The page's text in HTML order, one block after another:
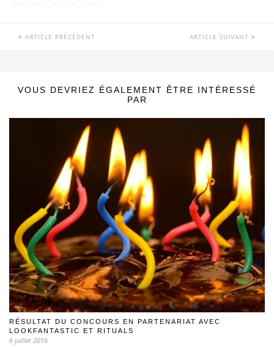
ARTICLE PRÉCÉDENT ARTICLE SUIVANT
VOUS DEVRIEZ ÉGALEMENT ÊTRE INTÉRESSÉ
PAR
RÉSULTAT DU CONCOURS EN PARTENARIAT AVEC
LOOKFANTASTIC ET RITUALS
6 juillet 2016